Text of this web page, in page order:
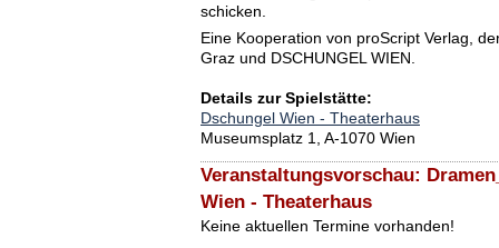
schicken.
Eine Kooperation von proScript Verlag,
Graz und DSCHUNGEL WIEN.
Details zur Spielstätte:
Dschungel Wien - Theaterhaus
Museumsplatz 1, A-1070 Wien
Veranstaltungsvorschau:
Wien - Theaterhaus
Keine aktuellen Termine vorhanden!